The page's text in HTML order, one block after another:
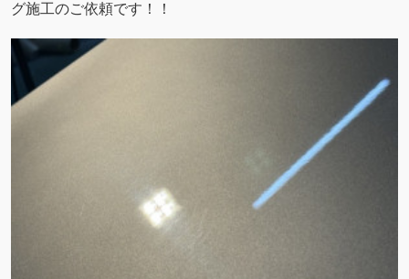
グ施工のご依頼です！！